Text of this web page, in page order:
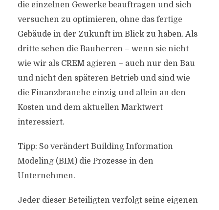
die einzelnen Gewerke beauftragen und sich
versuchen zu optimieren, ohne das fertige
Gebäude in der Zukunft im Blick zu haben. Als
dritte sehen die Bauherren – wenn sie nicht
wie wir als CREM agieren – auch nur den Bau
und nicht den späteren Betrieb und sind wie
die Finanzbranche einzig und allein an den
Kosten und dem aktuellen Marktwert
interessiert.
Tipp: So verändert Building Information
Modeling (BIM) die Prozesse in den
Unternehmen.
Jeder dieser Beteiligten verfolgt seine eigenen